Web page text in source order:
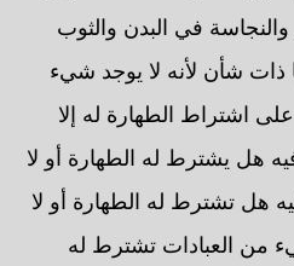
في البدن والثوب
ذات شأن لأنه لا يوجد شيء
اشتراط الطهارة له إلا
هل يشترط له الطهارة أو لا
تشترط له الطهارة أو لا
من العبادات تشترط له